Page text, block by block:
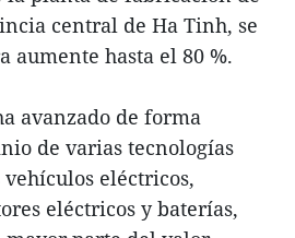
central de Ha Tinh, se
aumente hasta el 80 %.
avanzado de forma
de varias tecnologías
eléctricos,
eléctricos y baterías,